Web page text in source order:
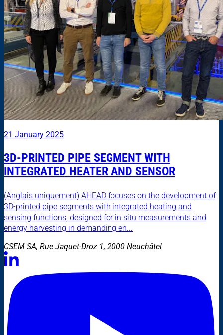
21 January 2025
3D-PRINTED PIPE SEGMENT WITH
INTEGRATED HEATER AND SENSOR
(Anglais uniquement) AHEAD focuses on the development of
3D-printed pipe segments with integrated heating and
sensing functions, designed for in situ measurements and
energy harvesting in demanding en...
CSEM SA, Rue Jaquet-Droz 1, 2000 Neuchâtel